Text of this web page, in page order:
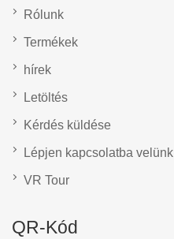
Rólunk
Termékek
hírek
Letöltés
Kérdés küldése
Lépjen kapcsolatba velünk
VR Tour
QR-Kód